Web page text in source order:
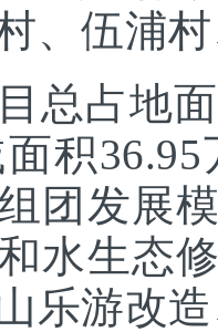
、伍浦
占地面
积
团发展
水生态
乐游改